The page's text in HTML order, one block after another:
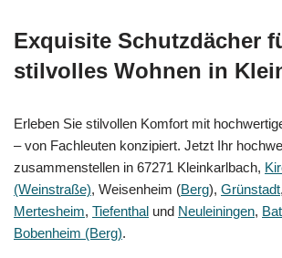
Exquisite Schutzdächer
stilvolles Wohnen in
Erleben Sie stilvollen Komfort mit
– von Fachleuten konzipiert. Jetzt Ihr
zusammenstellen in 67271 Kleinkarlbach,
(Weinstraße), Weisenheim (Berg), Grünstadt,
Mertesheim, Tiefenthal und Neuleiningen,
Bobenheim (Berg).